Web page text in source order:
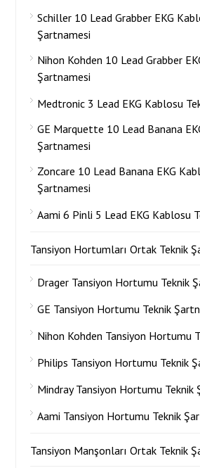
Schiller 10 Lead Grabber EKG
Şartnamesi
Nihon Kohden 10 Lead Grabber
Şartnamesi
Medtronic 3 Lead EKG Kablosu
GE Marquette 10 Lead Banana
Şartnamesi
Zoncare 10 Lead Banana EKG
Şartnamesi
Aami 6 Pinli 5 Lead EKG Kablosu
Tansiyon Hortumları Ortak Teknik
Drager Tansiyon Hortumu Teknik
GE Tansiyon Hortumu Teknik
Nihon Kohden Tansiyon Hortumu
Philips Tansiyon Hortumu Teknik
Mindray Tansiyon Hortumu Teknik
Aami Tansiyon Hortumu Teknik
Tansiyon Manşonları Ortak Teknik